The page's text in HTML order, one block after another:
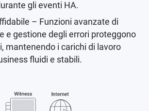
gli eventi HA.
– Funzioni avanzate di
e gestione degli errori proteggono
mantenendo i carichi di lavoro
fluidi e stabili.